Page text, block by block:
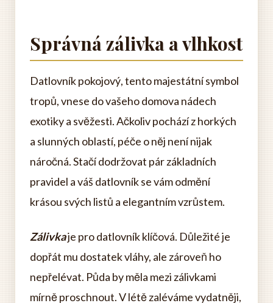
Správná zálivka a vlhkost
Datlovník pokojový, tento majestátní symbol
tropů, vnese do vašeho domova nádech
exotiky a svěžesti. Ačkoliv pochází z horkých
a slunných oblastí, péče o něj není nijak
náročná. Stačí dodržovat pár základních
pravidel a váš datlovník se vám odmění
krásou svých listů a elegantním vzrůstem.
Zálivkaje pro datlovník klíčová. Důležité je
dopřát mu dostatek vláhy, ale zároveň ho
nepřelévat. Půda by měla mezi zálivkami
mírně proschnout. V létě zaléváme vydatněji,